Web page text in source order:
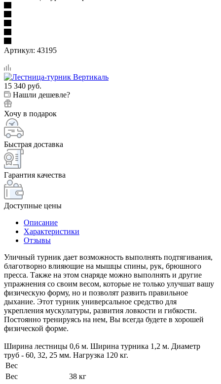
Артикул: 43195
15 340 руб.
Нашли дешевле?
Хочу в подарок
Быстрая доставка
Гарантия качества
Доступные цены
Описание
Характеристики
Отзывы
Уличный турник дает возможность выполнять подтягивания,
благотворно влияющие на мышцы спины, рук, брюшного
пресса. Также на этом снаряде можно выполнять и другие
упражнения со своим весом, которые не только улучшат вашу
физическую форму, но и позволят развить правильное
дыхание. Этот турник универсальное средство для
укрепления мускулатуры, развития ловкости и гибкости.
Постоянно тренируясь на нем, Вы всегда будете в хорошей
физической форме.
Ширина лестницы 0,6 м. Ширина турника 1,2 м. Диаметр
труб - 60, 32, 25 мм. Нагрузка 120 кг.
Вес
Вес
38 кг